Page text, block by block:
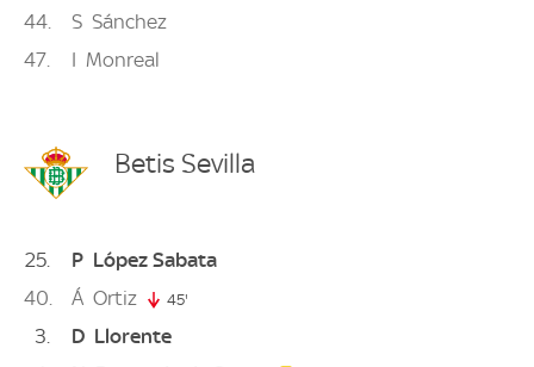
44 S Sánchez
47
I Monreal
Betis Sevilla
25 P López Sabata
40
Á Ortiz 45'
3 D Llorente